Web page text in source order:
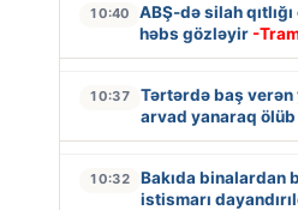
10:40
ABŞ-də silah
həbs gözləyir -
10:37
Tərtərdə baş verən
arvad yanaraq ölüb
10:32
Bakıda binalardan
istismarı